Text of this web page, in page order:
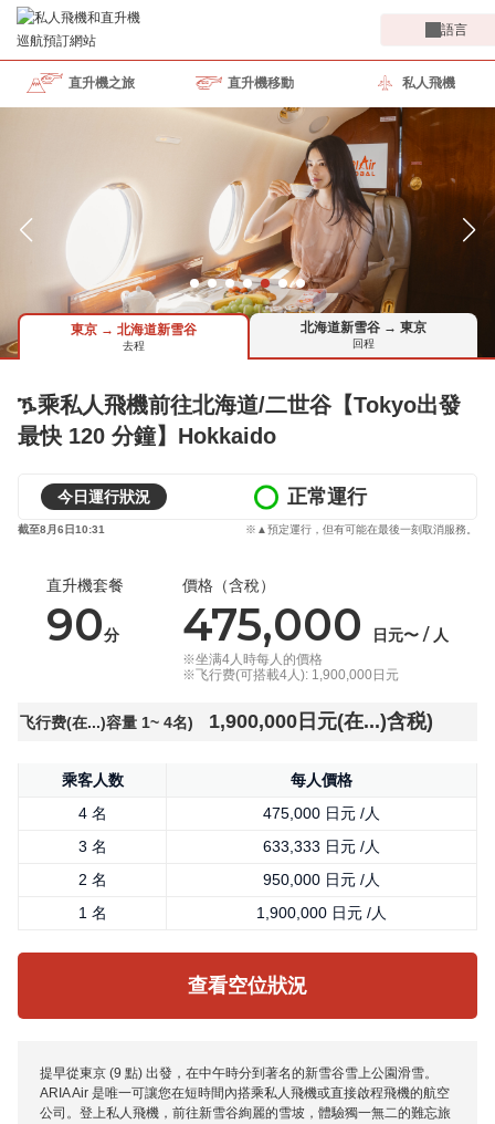
語言
直升機之旅 直升機移動 私人飛機
東京 → 北海道新雪谷
去程
北海道新雪谷 → 東京
回程
ዄ乘私人飛機前往北海道/二世谷【Tokyo出發
最快 120 分鐘】Hokkaido
今日運行狀況 正常運行
截至8月6日10:31 ※▲預定運行，但有可能在最後一刻取消服務。
提早從東京 (9 點) 出發，在中午時分到著名的新雪谷雪上公園滑雪。
ARIA Air 是唯一可讓您在短時間內搭乘私人飛機或直接啟程飛機的航空
公司。登上私人飛機，前往新雪谷絢麗的雪坡，體驗獨一無二的難忘旅
直升機套餐
90分
價格（含稅）
475,000 日元〜 / 人
※坐满4人時每人的價格
※飞行费(可搭載4人): 1,900,000日元
飞行费(在...)容量 1~ 4名) 1,900,000日元(在...)含税)
乘客人数
每人價格
4 名
475,000 日元 /人
3 名
633,333 日元 /人
2 名
950,000 日元 /人
1 名
1,900,000 日元 /人
查看空位狀況